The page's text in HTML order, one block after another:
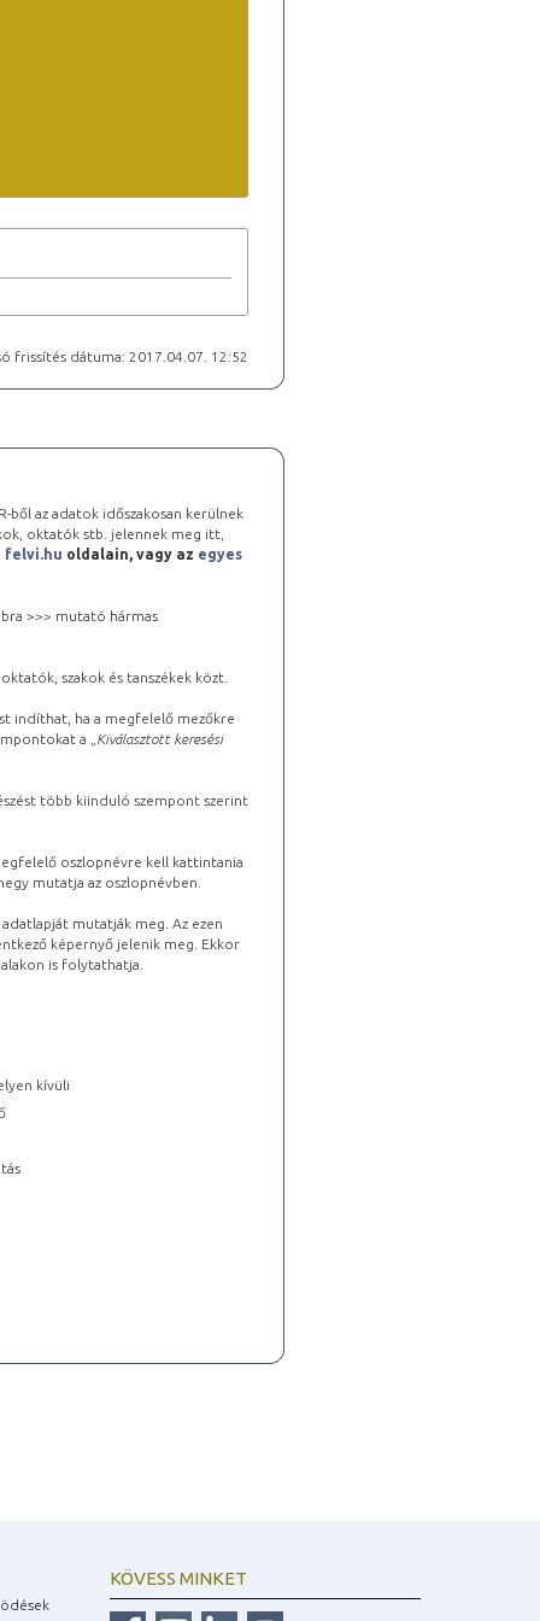
frissítés dátuma: 2017.04.07. 12:52
ből az adatok időszakosan kerülnek
oktatók stb. jelennek meg itt,
felvi.hu oldalain, vagy az egyes
>>> mutató hármas
szakok és tanszékek közt.
indíthat, ha a megfelelő mezőkre
a „ Kiválasztott keresési
több kiinduló szempont szerint
oszlopnévre kell kattintania
mutatja az oszlopnévben.
mutatják meg. Az ezen
képernyő jelenik meg. Ekkor
is folytathatja.
kívüli
KÖVESS MINKET